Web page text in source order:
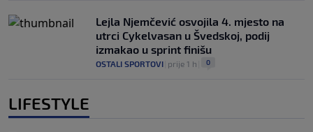
Lejla Njemčević osvojila 4. mjesto na
utrci Cykelvasan u Švedskoj, podij
izmakao u sprint finišu
OSTALI SPORTOVI prije 1 h 0
LIFESTYLE